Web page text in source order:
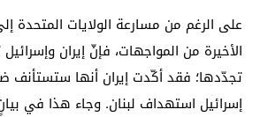
على الرغم من مسارعة الولايات المتحدة
الأخيرة من المواجهات، فإنّ إيران وإسرائيل
تجدّدها؛ فقد أكّدت إيران أنها ستستأنف
إسرائيل استهداف لبنان. وجاء هذا في